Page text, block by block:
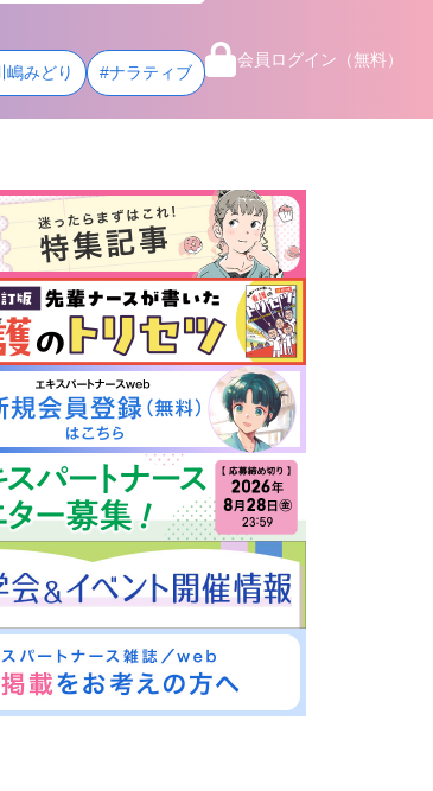
嶋みどり #ナラティブ
会員ログイン（無料）